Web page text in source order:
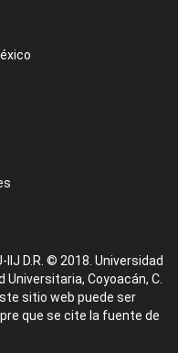
D.R. © 2018. Universidad
Universitaria, Coyoacán, C.
sitio web puede ser
que se cite la fuente de